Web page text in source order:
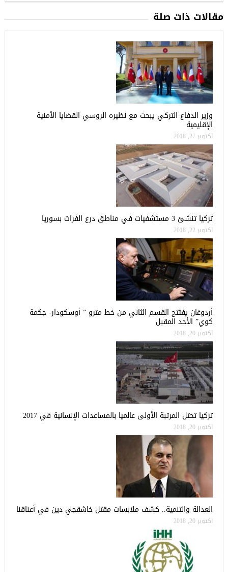
مقالات ذات صلة
وزير الدفاع التركي يبحث مع نظيره الروسي القضايا الأمنية
الإقليمية
أكتوبر 27, 2018
تركيا تنشئ 3 مستشفيات في مناطق درع الفرات بسوريا
أكتوبر 22, 2018
أردوغان يفتتح القسم الثاني من خط مترو ” أوسكودار- جكمة
كوي” الأحد المقبل
أكتوبر 20, 2018
تركيا تحتل المرتبة الأولى عالميا بالمساعدات الإنسانية في 2017
أكتوبر 20, 2018
العدالة والتنمية.. كشف ملابسات مقتل خاشقجي دين في أعناقنا
أكتوبر 20, 2018